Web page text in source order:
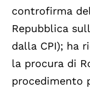
controfirma
Repubblica
dalla CPI); ha
la procura di
procedimento